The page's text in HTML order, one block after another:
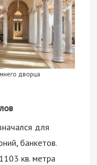
дворца
для
банкетов.
кв. метра